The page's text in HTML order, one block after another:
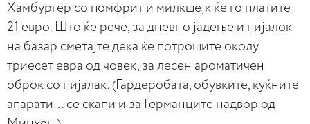
Хамбургер со помфрит и милкшејк ќе го платите
21 евро. Што ќе рече, за дневно јадење и пијалок
на базар сметајте дека ќе потрошите околу
триесет евра од човек, за лесен ароматичен
оброк со пијалак. (Гардеробата, обувките, куќните
апарати… се скапи и за Германците надвор од